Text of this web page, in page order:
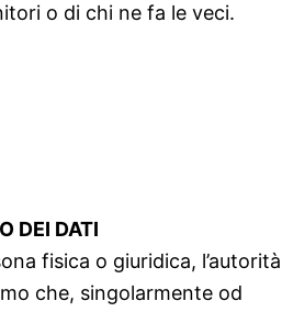
o di chi ne fa le veci.
DEI DATI
fisica o giuridica, l’autorità
che, singolarmente od